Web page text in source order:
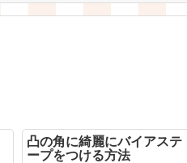
凸の角に綺麗にバイアステ
ープをつける方法